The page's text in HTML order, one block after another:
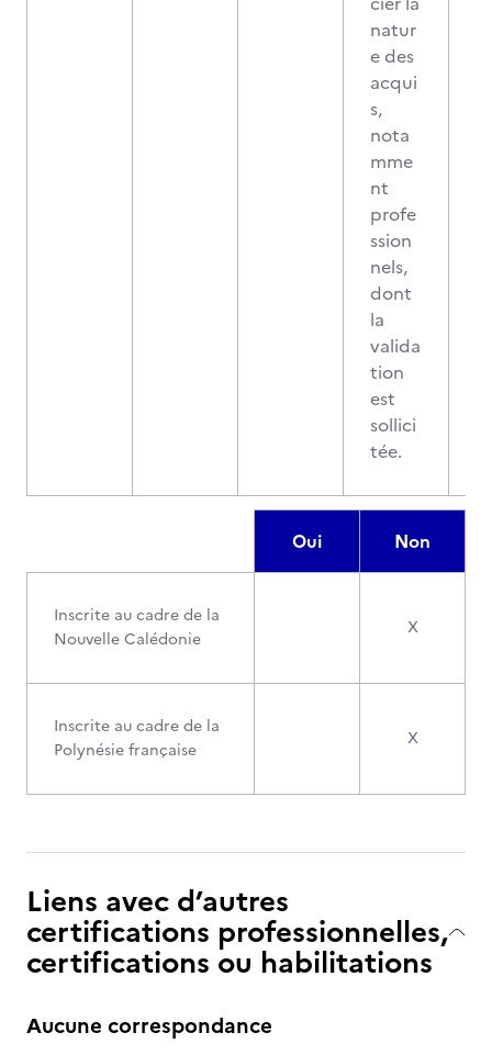
natur
e des
acqui
s,
nota
mme
nt
profe
ssion
nels,
dont
la
valida
tion
est
sollici
tée.
Oui Non
Inscrite au cadre de la
Nouvelle Calédonie
X
Inscrite au cadre de la
Polynésie française
X
Liens avec d’autres
certifications professionnelles,
certifications ou habilitations
Aucune correspondance